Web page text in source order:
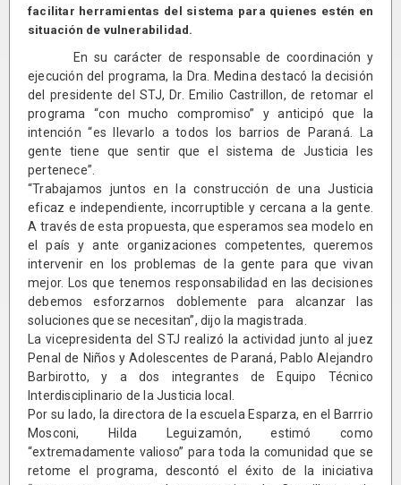
facilitar herramientas del sistema para quienes estén en
situación de vulnerabilidad.
En su carácter de responsable de coordinación y
ejecución del programa, la Dra. Medina destacó la decisión
del presidente del STJ, Dr. Emilio Castrillon, de retomar el
programa “con mucho compromiso” y anticipó que la
intención “es llevarlo a todos los barrios de Paraná. La
gente tiene que sentir que el sistema de Justicia les
pertenece”.
“Trabajamos juntos en la construcción de una Justicia
eficaz e independiente, incorruptible y cercana a la gente.
A través de esta propuesta, que esperamos sea modelo en
el país y ante organizaciones competentes, queremos
intervenir en los problemas de la gente para que vivan
mejor. Los que tenemos responsabilidad en las decisiones
debemos esforzarnos doblemente para alcanzar las
soluciones que se necesitan”, dijo la magistrada.
La vicepresidenta del STJ realizó la actividad junto al juez
Penal de Niños y Adolescentes de Paraná, Pablo Alejandro
Barbirotto, y a dos integrantes de Equipo Técnico
Interdisciplinario de la Justicia local.
Por su lado, la directora de la escuela Esparza, en el Barrrio
Mosconi, Hilda Leguizamón, estimó como
“extremadamente valioso” para toda la comunidad que se
retome el programa, descontó el éxito de la iniciativa